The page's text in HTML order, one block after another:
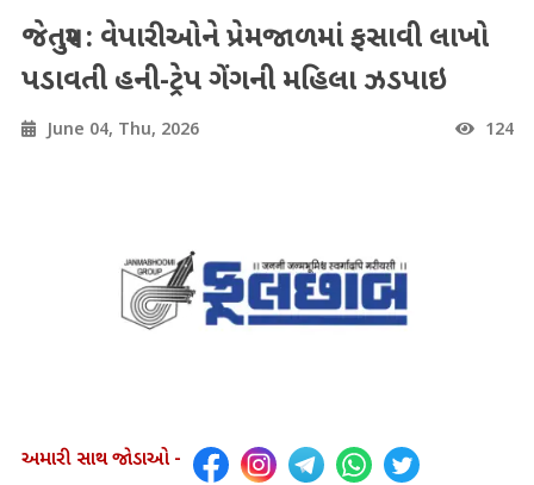
જેતપુર : વેપારીઓને પ્રેમજાળમાં ફસાવી લાખો
પડાવતી હની-ટ્રેપ ગેંગની મહિલા ઝડપાઇ
June 04, Thu, 2026 124
અમારી સાથ જોડાઓ -